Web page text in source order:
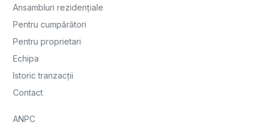
Ansambluri rezidențiale
Pentru cumpărători
Pentru proprietari
Echipa
Istoric tranzacții
Contact
ANPC